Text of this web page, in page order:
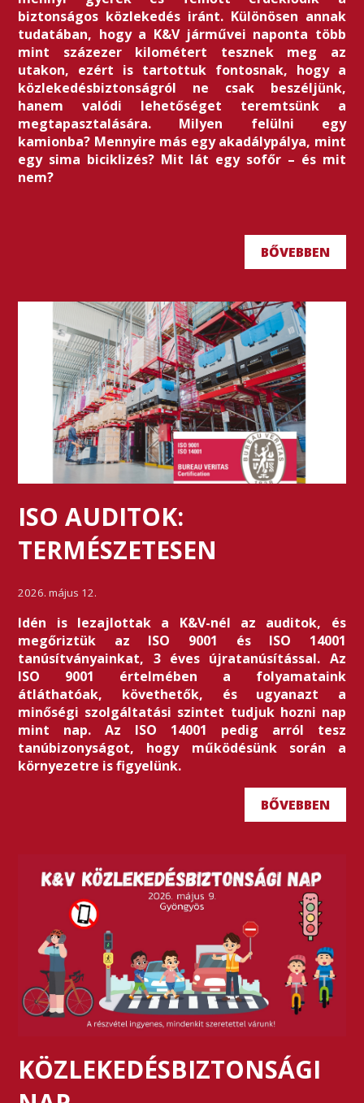
biztonságos közlekedés iránt. Különösen annak
tudatában, hogy a K&V járművei naponta több
mint százezer kilométert tesznek meg az
utakon, ezért is tartottuk fontosnak, hogy a
közlekedésbiztonságról ne csak beszéljünk,
hanem valódi lehetőséget teremtsünk a
megtapasztalására. Milyen felülni egy
kamionba? Mennyire más egy akadálypálya, mint
egy sima biciklizés? Mit lát egy sofőr – és mit
nem?
BŐVEBBEN
ISO AUDITOK:
TERMÉSZETESEN
2026. május 12.
Idén is lezajlottak a K&V-nél az auditok, és
megőriztük az ISO 9001 és ISO 14001
tanúsítványainkat, 3 éves újratanúsítással. Az
ISO 9001 értelmében a folyamataink
átláthatóak, követhetők, és ugyanazt a
minőségi szolgáltatási szintet tudjuk hozni nap
mint nap. Az ISO 14001 pedig arról tesz
tanúbizonyságot, hogy működésünk során a
környezetre is figyelünk.
BŐVEBBEN
KÖZLEKEDÉSBIZTONSÁGI